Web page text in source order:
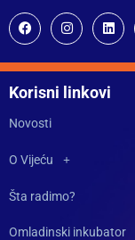
Korisni linkovi
Novosti
O Vijeću
Šta radimo?
Omladinski inkubator